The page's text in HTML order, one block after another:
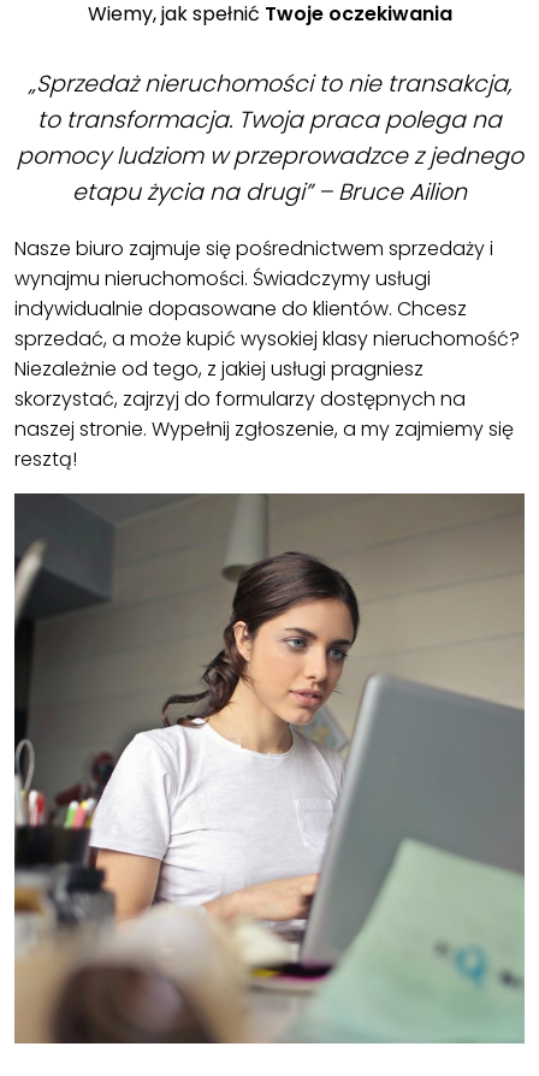
Wiemy, jak spełnić Twoje oczekiwania
„Sprzedaż nieruchomości to nie transakcja,
to transformacja. Twoja praca polega na
pomocy ludziom w przeprowadzce z jednego
etapu życia na drugi” – Bruce Ailion
Nasze biuro zajmuje się pośrednictwem sprzedaży i
wynajmu nieruchomości. Świadczymy usługi
indywidualnie dopasowane do klientów. Chcesz
sprzedać, a może kupić wysokiej klasy nieruchomość?
Niezależnie od tego, z jakiej usługi pragniesz
skorzystać, zajrzyj do formularzy dostępnych na
naszej stronie. Wypełnij zgłoszenie, a my zajmiemy się
resztą!